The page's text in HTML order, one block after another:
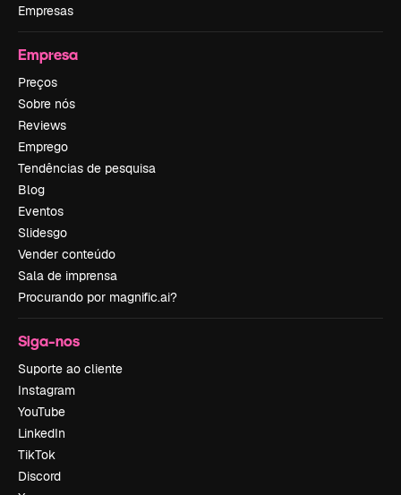
Empresas
Empresa
Preços
Sobre nós
Reviews
Emprego
Tendências de pesquisa
Blog
Eventos
Slidesgo
Vender conteúdo
Sala de imprensa
Procurando por magnific.ai?
Siga-nos
Suporte ao cliente
Instagram
YouTube
LinkedIn
TikTok
Discord